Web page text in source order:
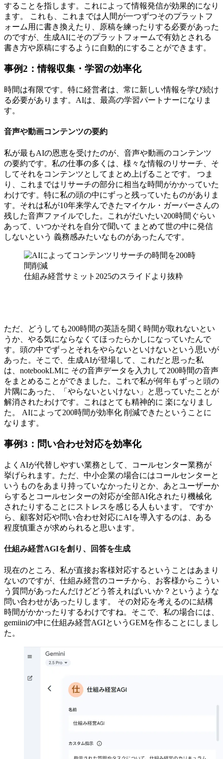
することを指します。これによって情報発信が効果的になり
ます。 これも、これまでは人間が一つずつそのプラットフ
ォーム用に書き換えたり、原稿を練ったりする必要があった
のですが、生成AIにそのプラットフォームで有効とされる
書き方や原稿にするように自動的にすることができます。
事例2：情報収集・学習の効率化
時間は有限です。特に経営者は、常に新しい情報を学び続け
る必要があります。AIは、最高の学習パートナーになりま
す。
音声や動画コンテンツの要約
私が最もAIの恩恵を受けたのが、音声や動画のコンテンツ
の要約です。私の仕事の多くは、様々な情報のリサーチ、そ
してそれをコンテンツとしてまとめ上げることです。 つま
り、これまではリサーチの部分に相当な時間がかかっていた
わけです。特に私の頭の中にずっと残っていたものがありま
す。それは私が10年来学んできたマイケル・ガーバーさんの
残した音声ファイルでした。これがだいたい200時間ぐらい
あって、いつかそれを自分で聞いて まとめて世の中に発信
しないという 義務感みたいなものがあったんです。
仕組み経営サミット2025のスライドより抜粋
ただ、どうしても200時間の英語を聞く時間が取れないとい
うか、やる気にならなくてほったらかしになっていたんで
す。頭の中でずっとそれをやらないといけないという思いが
あった。そこで、生成AIが登場して、これだと思った私
は、notebookLMに その音声データを入力して200時間の音声
をまとめることができました。これで私が何年もずっと頭の
片隅にあった、「やらないといけない」と思っていたことが
解消されたわけです。これはとても精神的に 楽になりまし
た。 AIによって200時間が効率化 削減できたということに
なります。
事例3：問い合わせ対応を効率化
よくAIが代替しやすい業務として、コールセンター業務が
挙げられます。ただ、中小企業の場合にはコールセンターと
いうものをあまり持っていなかったりとか、あとユーザーか
らするとコールセンターの対応が全部AI化されたり機械化
されたりすることにストレスを感じる人もいます。 ですか
ら、顧客対応や問い合わせ対応にAIを導入するのは、ある
程度慎重さが求められると思います。
仕組み経営AGIを創り、回答を生成
現在のところ、私が直接お客様対応するということはあまり
ないのですが、仕組み経営のコーチから、お客様からこうい
う質問があったんだけどどう答えればいいか？というような
問い合わせがあったりします。 その対応を考えるのに結構
時間がかかったりするわけですね。そこで、私の場合には、
gemiiniの中に仕組み経営AGIというGEMを作ることにしまし
た。